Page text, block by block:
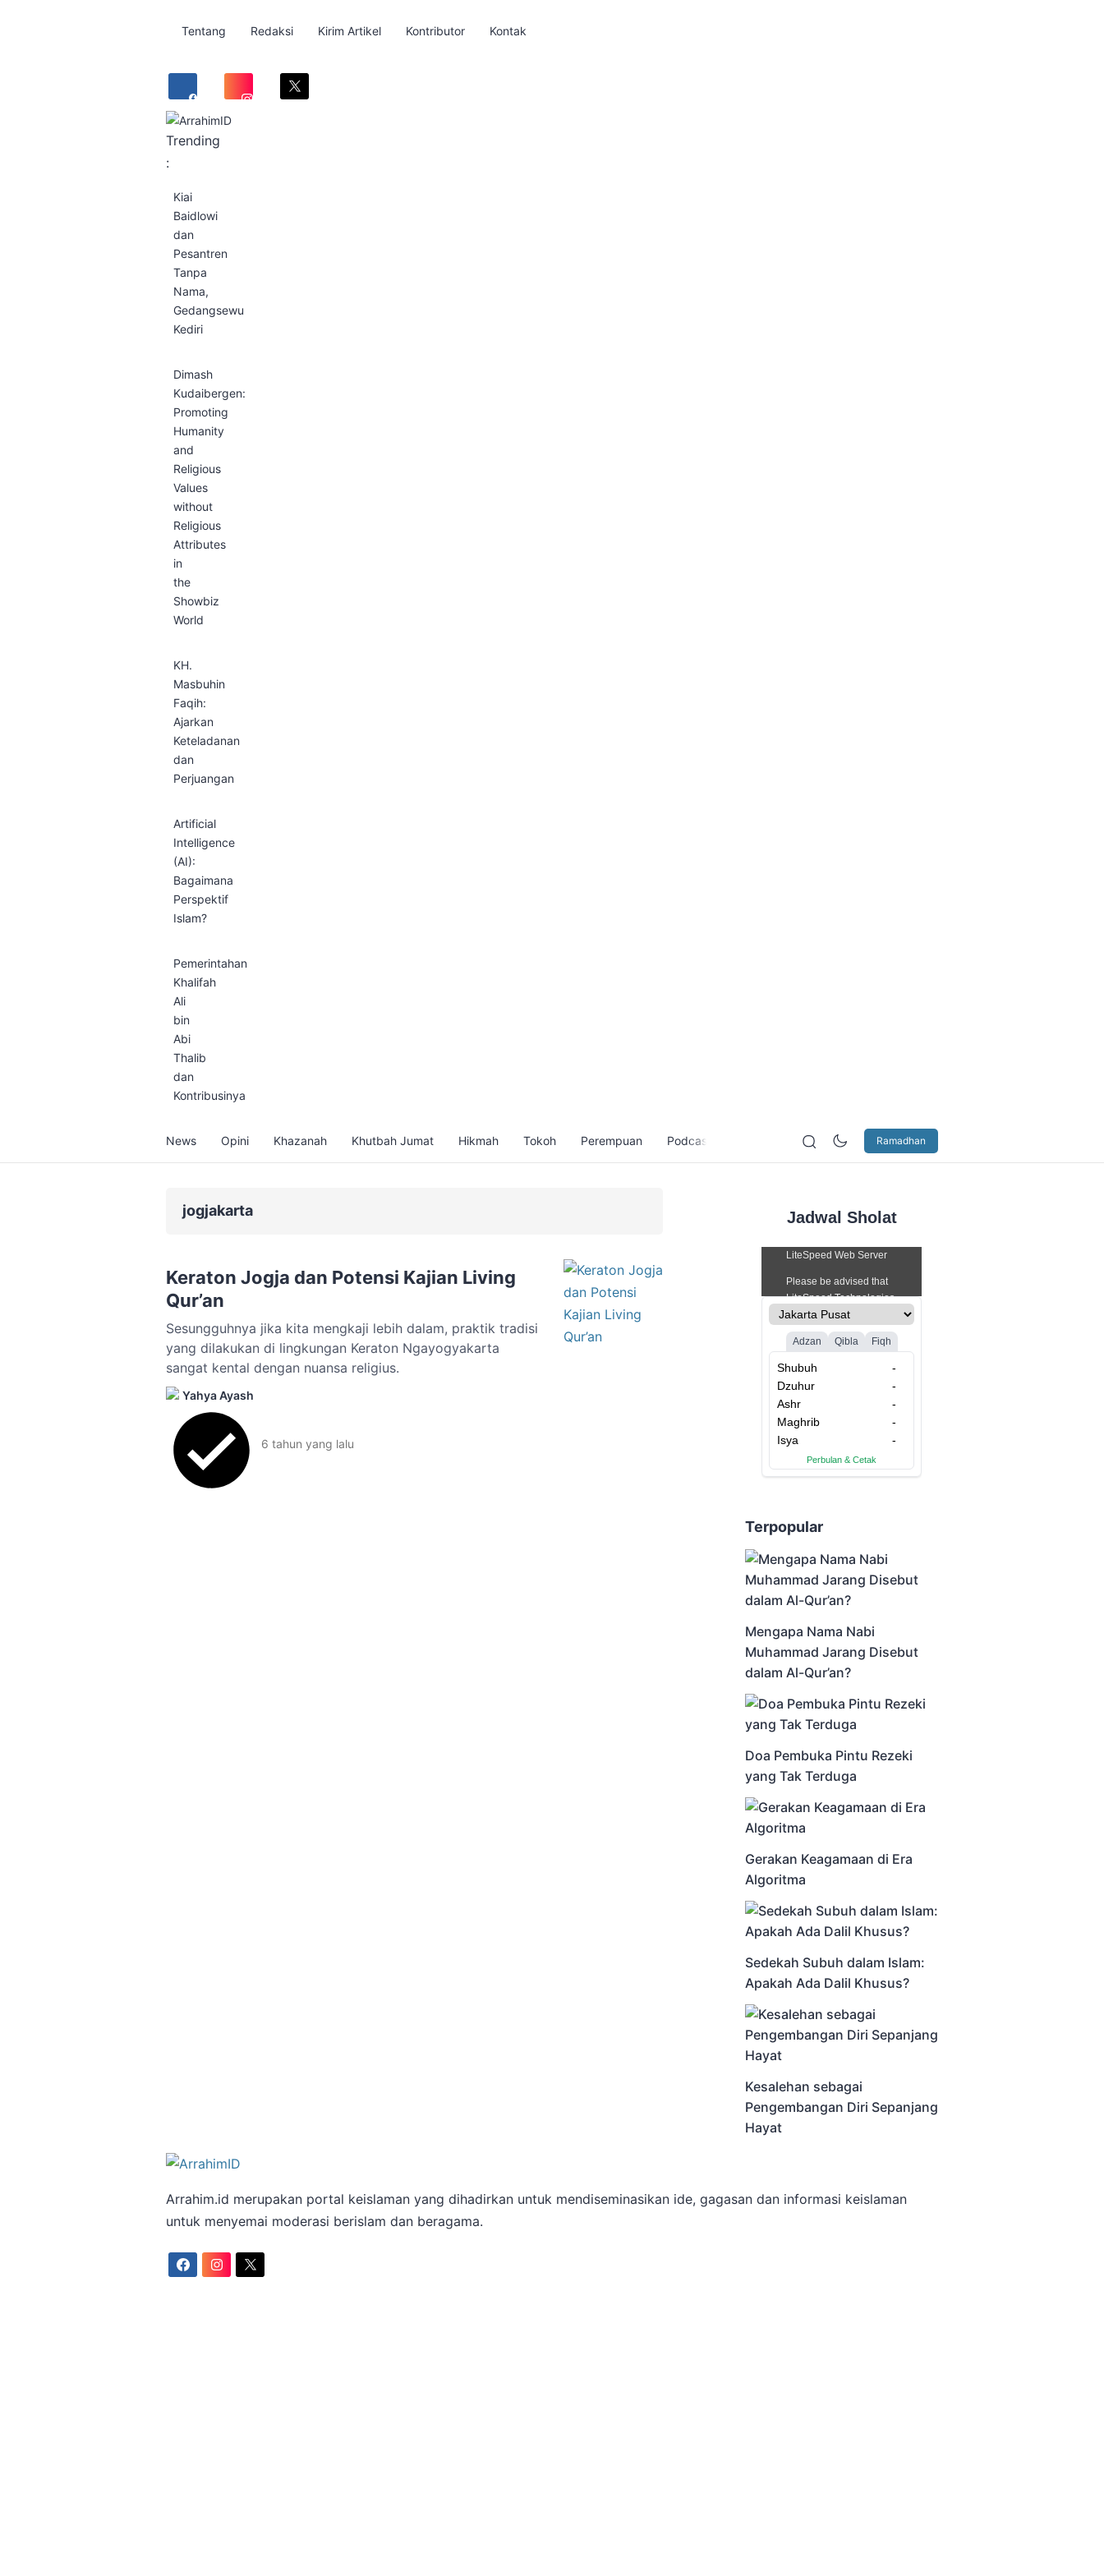
Tentang Redaksi Kirim Artikel Kontributor Kontak
Trending
:
Kiai
Baidlowi
dan
Pesantren
Tanpa
Nama,
Gedangsewu
Kediri
Dimash
Kudaibergen:
Promoting
Humanity
and
Religious
Values
without
Religious
Attributes
in
the
Showbiz
World
KH.
Masbuhin
Faqih:
Ajarkan
Keteladanan
dan
Perjuangan
Artificial
Intelligence
(AI):
Bagaimana
Perspektif
Islam?
Pemerintahan
Khalifah
Ali
bin
Abi
Thalib
dan
Kontribusinya
Ramadhan
News Opini Khazanah Khutbah Jumat Hikmah Tokoh Perempuan Podcast
jogjakarta
Keraton Jogja dan Potensi Kajian Living
Qur’an
Sesungguhnya jika kita mengkaji lebih dalam, praktik tradisi
yang dilakukan di lingkungan Keraton Ngayogyakarta
sangat kental dengan nuansa religius.
Yahya Ayash
6 tahun yang lalu
Jadwal Sholat
Terpopular
Mengapa Nama Nabi
Muhammad Jarang Disebut
dalam Al-Qur’an?
Doa Pembuka Pintu Rezeki
yang Tak Terduga
Gerakan Keagamaan di Era
Algoritma
Sedekah Subuh dalam Islam:
Apakah Ada Dalil Khusus?
Kesalehan sebagai
Pengembangan Diri Sepanjang
Hayat
Arrahim.id merupakan portal keislaman yang dihadirkan untuk mendiseminasikan ide, gagasan dan informasi keislaman
untuk menyemai moderasi berislam dan beragama.